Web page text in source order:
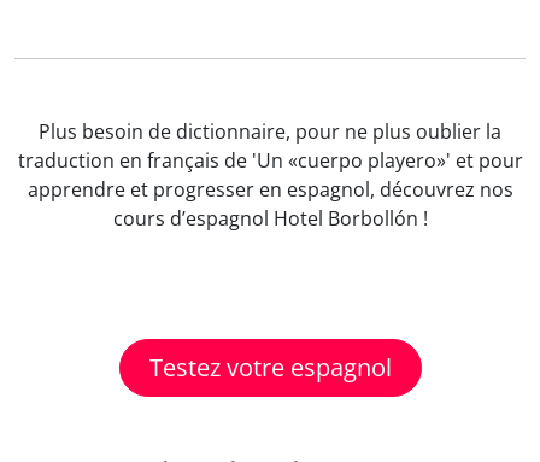
Plus besoin de dictionnaire, pour ne plus oublier la
traduction en français de 'Un «cuerpo playero»' et pour
apprendre et progresser en espagnol, découvrez nos
cours d’espagnol Hotel Borbollón !
Testez votre espagnol